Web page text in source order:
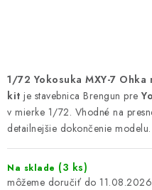
PREDÁVANÉ ZNAČKY
O Nás Moja objednávka
Postup pri podávaní sťažností
1/72 Yokosuka MXY-7
kit je stavebnica Brengun pre
v mierke 1/72. Vhodné na
detailnejšie dokončenie modelu.
Na sklade (3 ks)
11.08.2026